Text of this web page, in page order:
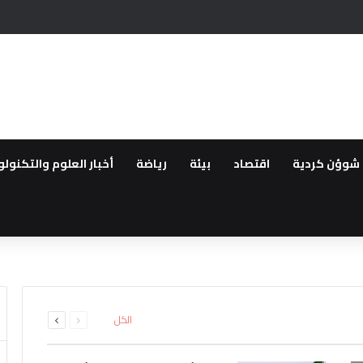
في عهد سلطة دمشق وعدم سلامة سوريا للعيش فيها بسبب الانتهاكات
شوؤن كردية اقتصاد بيئة رياضة أخبار العلوم
صيانة خزان وقود في تل براك
بين قتيل وجريحبانتمائهما إلى تنظيم
العراقية ترفع
..مهجروا سري كانية
لأهالي عفرين
الكل الصفحةالصفحة